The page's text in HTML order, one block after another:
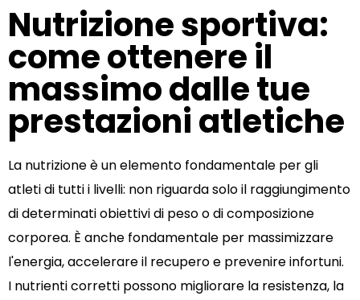
Nutrizione sportiva:
come ottenere il
massimo dalle tue
prestazioni atletiche
La nutrizione è un elemento fondamentale per gli
atleti di tutti i livelli: non riguarda solo il raggiungimento
di determinati obiettivi di peso o di composizione
corporea. È anche fondamentale per massimizzare
l'energia, accelerare il recupero e prevenire infortuni.
I nutrienti corretti possono migliorare la resistenza, la